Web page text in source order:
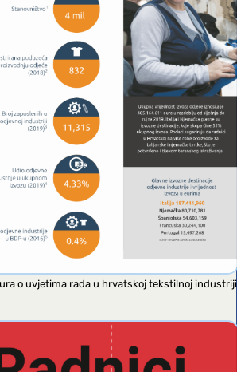
o uvjetima rada u hrvatskoj tekstilnoj industriji